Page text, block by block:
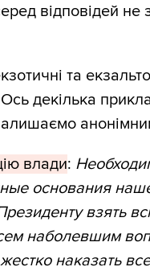
відповідей не
та
декілька
влади:
основания
взять
наболевшим
наказать